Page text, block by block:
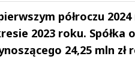
półroczu
2023 roku.
24,25 mln zł